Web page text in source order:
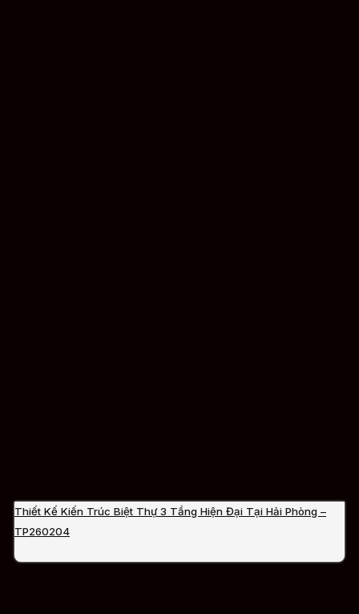
Thiết Kế Kiến Trúc Biệt Thự 3 Tầng Hiện Đại Tại Hải Phòng –
TP260204